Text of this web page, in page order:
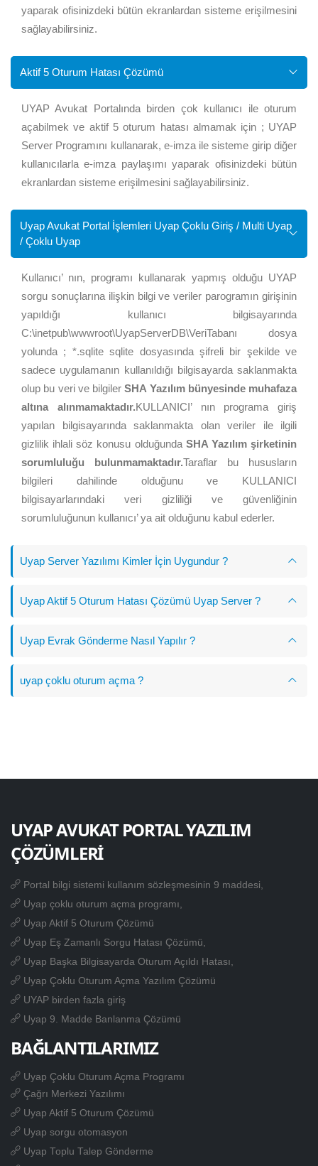
yaparak ofisinizdeki bütün ekranlardan sisteme erişilmesini
sağlayabilirsiniz.
Aktif 5 Oturum Hatası Çözümü
UYAP Avukat Portalında birden çok kullanıcı ile oturum
açabilmek ve aktif 5 oturum hatası almamak için ; UYAP
Server Programını kullanarak, e-imza ile sisteme girip diğer
kullanıcılarla e-imza paylaşımı yaparak ofisinizdeki bütün
ekranlardan sisteme erişilmesini sağlayabilirsiniz.
Uyap Avukat Portal İşlemleri Uyap Çoklu Giriş / Multi Uyap
/ Çoklu Uyap
Kullanıcı’ nın, programı kullanarak yapmış olduğu UYAP
sorgu sonuçlarına ilişkin bilgi ve veriler parogramın girişinin
yapıldığı kullanıcı bilgisayarında
C:\inetpub\wwwroot\UyapServerDB\VeriTabanı dosya
yolunda ; *.sqlite sqlite dosyasında şifreli bir şekilde ve
sadece uygulamanın kullanıldığı bilgisayarda saklanmakta
olup bu veri ve bilgilerSHA Yazılım bünyesinde muhafaza
altına alınmamaktadır.KULLANICI’ nın programa giriş
yapılan bilgisayarında saklanmakta olan veriler ile ilgili
gizlilik ihlali söz konusu olduğunda SHA Yazılım şirketinin
sorumluluğu bulunmamaktadır.Taraflar bu hususların
bilgileri dahilinde olduğunu ve KULLANICI
bilgisayarlarındaki veri gizliliği ve güvenliğinin
sorumluluğunun kullanıcı’ ya ait olduğunu kabul ederler.
Uyap Server Yazılımı Kimler İçin Uygundur ?
Uyap Aktif 5 Oturum Hatası Çözümü Uyap Server ?
Uyap Evrak Gönderme Nasıl Yapılır ?
uyap çoklu oturum açma ?
UYAP AVUKAT PORTAL YAZILIM
ÇÖZÜMLERİ
Portal bilgi sistemi kullanım sözleşmesinin 9 maddesi,
Uyap çoklu oturum açma programı,
Uyap Aktif 5 Oturum Çözümü
Uyap Eş Zamanlı Sorgu Hatası Çözümü,
Uyap Başka Bilgisayarda Oturum Açıldı Hatası,
Uyap Çoklu Oturum Açma Yazılım Çözümü
UYAP birden fazla giriş
Uyap 9. Madde Banlanma Çözümü
BAĞLANTILARIMIZ
Uyap Çoklu Oturum Açma Programı
Çağrı Merkezi Yazılımı
Uyap Aktif 5 Oturum Çözümü
Uyap sorgu otomasyon
Uyap Toplu Talep Gönderme